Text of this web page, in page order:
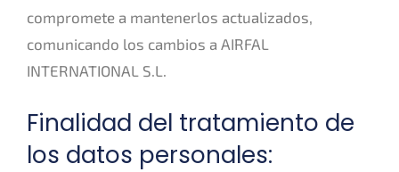
compromete a mantenerlos actualizados,
comunicando los cambios a AIRFAL
INTERNATIONAL S.L.
Finalidad del tratamiento de
los datos personales: